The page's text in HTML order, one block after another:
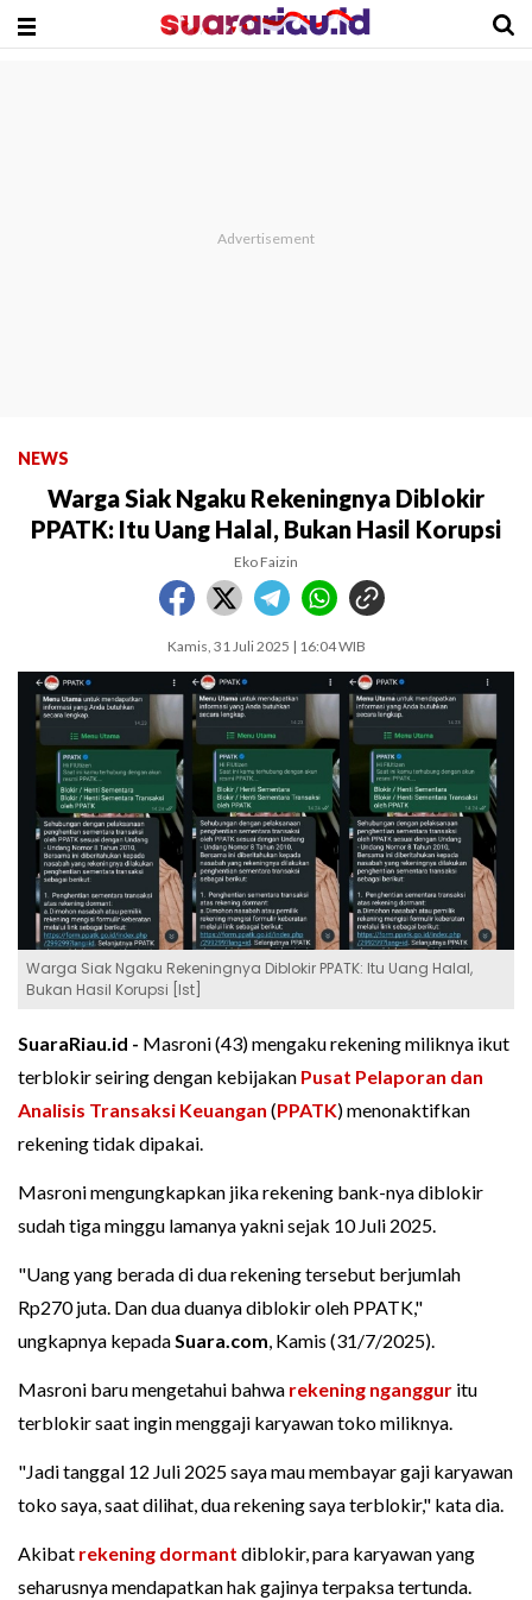
NEWS
Warga Siak Ngaku Rekeningnya Diblokir
PPATK: Itu Uang Halal, Bukan Hasil Korupsi
Eko Faizin
Kamis, 31 Juli 2025 | 16:04 WIB
Warga Siak Ngaku Rekeningnya Diblokir PPATK: Itu Uang Halal,
Bukan Hasil Korupsi [Ist]
SuaraRiau.id - Masroni (43) mengaku rekening miliknya ikut
terblokir seiring dengan kebijakan Pusat Pelaporan dan
Analisis Transaksi Keuangan (PPATK) menonaktifkan
rekening tidak dipakai.
Masroni mengungkapkan jika rekening bank-nya diblokir
sudah tiga minggu lamanya yakni sejak 10 Juli 2025.
"Uang yang berada di dua rekening tersebut berjumlah
Rp270 juta. Dan dua duanya diblokir oleh PPATK,"
ungkapnya kepadaSuara.com, Kamis (31/7/2025).
Masroni baru mengetahui bahwa rekening nganggur itu
terblokir saat ingin menggaji karyawan toko miliknya.
"Jadi tanggal 12 Juli 2025 saya mau membayar gaji karyawan
toko saya, saat dilihat, dua rekening saya terblokir," kata dia.
Akibat rekening dormant diblokir, para karyawan yang
seharusnya mendapatkan hak gajinya terpaksa tertunda.